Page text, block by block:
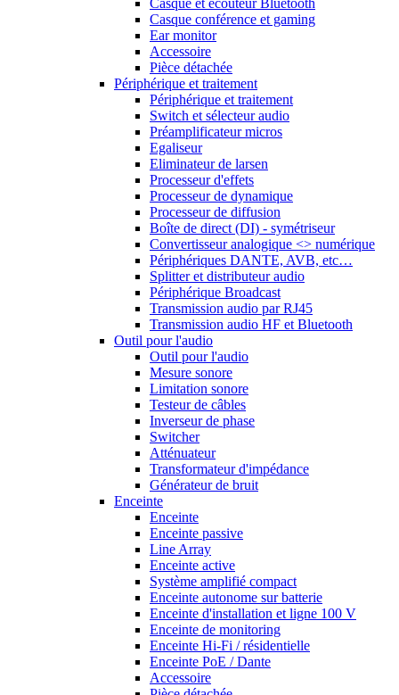
Casque et écouteur Bluetooth
Casque conférence et gaming
Ear monitor
Accessoire
Pièce détachée
Périphérique et traitement
Périphérique et traitement
Switch et sélecteur audio
Préamplificateur micros
Egaliseur
Eliminateur de larsen
Processeur d'effets
Processeur de dynamique
Processeur de diffusion
Boîte de direct (DI) - symétriseur
Convertisseur analogique <> numérique
Périphériques DANTE, AVB, etc…
Splitter et distributeur audio
Périphérique Broadcast
Transmission audio par RJ45
Transmission audio HF et Bluetooth
Outil pour l'audio
Outil pour l'audio
Mesure sonore
Limitation sonore
Testeur de câbles
Inverseur de phase
Switcher
Atténuateur
Transformateur d'impédance
Générateur de bruit
Enceinte
Enceinte
Enceinte passive
Line Array
Enceinte active
Système amplifié compact
Enceinte autonome sur batterie
Enceinte d'installation et ligne 100 V
Enceinte de monitoring
Enceinte Hi-Fi / résidentielle
Enceinte PoE / Dante
Accessoire